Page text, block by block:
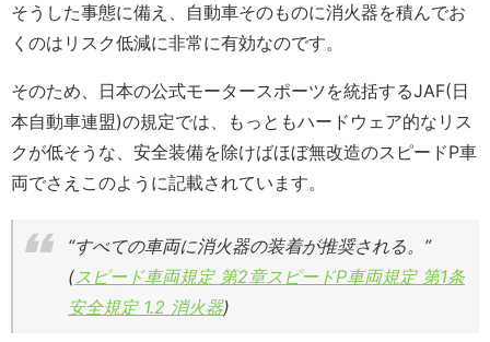
そうした事態に備え、自動車そのものに消火器を積んでお
くのはリスク低減に非常に有効なのです。
そのため、日本の公式モータースポーツを統括するJAF(日
本自動車連盟)の規定では、もっともハードウェア的なリス
クが低そうな、安全装備を除けばほぼ無改造のスピードP車
両でさえこのように記載されています。
“すべての車両に消火器の装着が推奨される。”
(スピード車両規定 第2章スピードP車両規定 第1条
安全規定 1.2 消火器)